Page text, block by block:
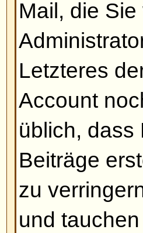
Meine
Der
Administrator
das Board
Versuchen Sie,
überzeugen,
falls diese nicht
eine
erhalten Sie auf
Link befindet